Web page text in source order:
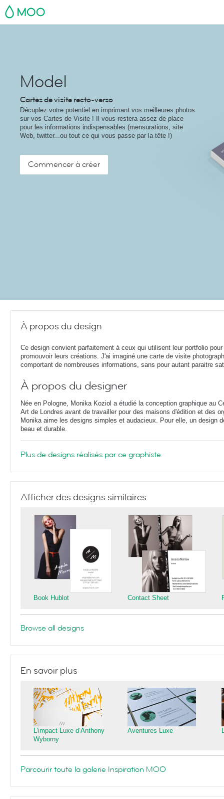
MOO
Model
Cartes de visite recto-verso
Décuplez votre potentiel en imprimant vos meilleures photos
sur vos Cartes de Visite ! Il vous restera assez de place
pour les informations indispensables (mensurations, site
Web, twitter...ou tout ce qui vous passe par la tête !)
Commencer à créer
À propos du design
Ce design convient parfaitement à ceux qui utilisent leur portfolio pour
promouvoir leurs créations. J'ai imaginé une carte de visite
comportant de nombreuses informations, sans pour autant paraitre
À propos du designer
Née en Pologne, Monika Koziol a étudié la conception graphique au
Art de Londres avant de travailler pour des maisons d'édition et des
Monika aime les designs simples et audacieux. Pour elle, un design
beau et durable.
Plus de designs réalisés par ce graphiste
Afficher des designs similaires
Book Hublot Contact Sheet
Browse all designs
En savoir plus
L’impact Luxe d’Anthony
Wyborny
Aventures Luxe
Parcourir toute la galerie Inspiration MOO